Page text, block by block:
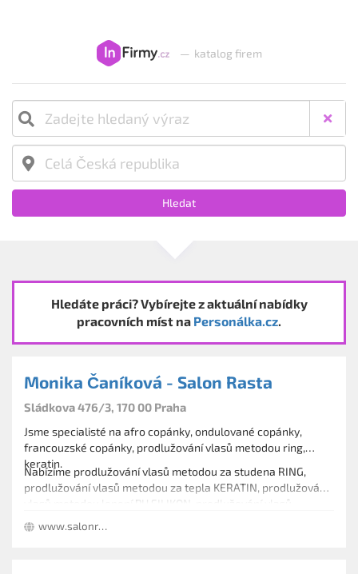
— katalog firem
Hledat
Hledáte práci? Vybírejte z aktuální nabídky
pracovních míst na Personálka.cz.
Monika Čaníková - Salon Rasta
Sládkova 476/3, 170 00 Praha
Jsme specialisté na afro copánky, ondulované copánky,
francouzské copánky, prodlužování vlasů metodou ring,
keratin.
Nabízíme prodlužování vlasů metodou za studena RING,
prodlužování vlasů metodou za tepla KERATIN, prodlužování
vlasů metodou lepení PU SILIKON, prodlužování vlasů
metodou NAŠÍVÁNÍM, metodou NAPLÉTÁNÍM RASTA
COPÁNKŮ. Používáme hlavně vlasy evropské,ale i na přání
www.salonrasta.cz